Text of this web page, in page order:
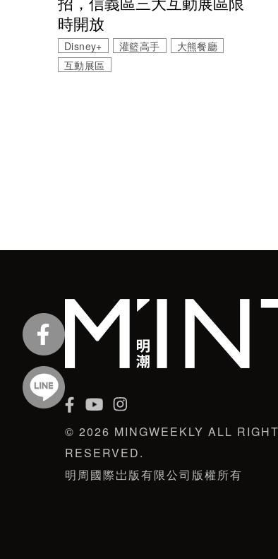
時開放
Disney+ 灌籃高手
大熊餐廳
互動展區
© 2026 MINGWEEKLY ALL
RESERVED.
明周國際岀版有限公司版權所有